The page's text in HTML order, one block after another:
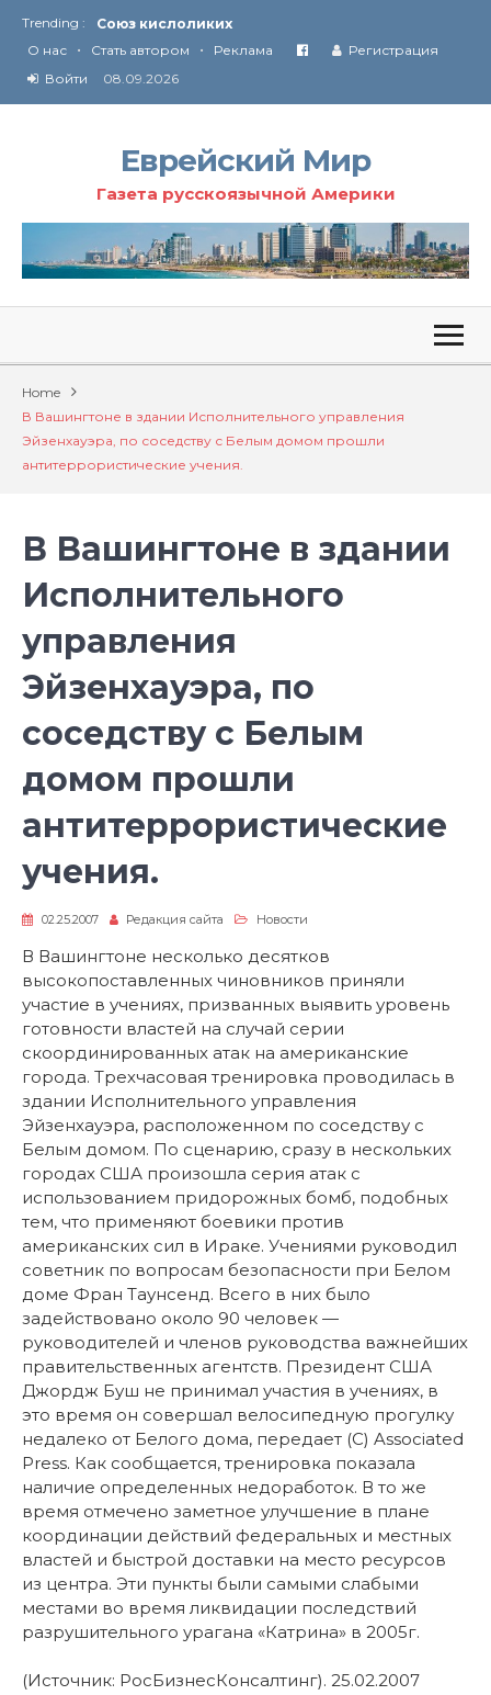
Trending :
Союз кислоликих
Соглашение США с Ираном
Технология Революции в Иране
О нас • Стать автором • Реклама
Регистрация
Войти
08.09.2026
Еврейский Мир
Газета русскоязычной Америки
Home
В Вашингтоне в здании Исполнительного управления
Эйзенхауэра, по соседству с Белым домом прошли
антитеррористические учения.
В Вашингтоне в здании
Исполнительного
управления
Эйзенхауэра, по
соседству с Белым
домом прошли
антитеррористические
учения.
02.25.2007 Редакция сайта Новости
В Вашингтоне несколько десятков
высокопоставленных чиновников приняли
участие в учениях, призванных выявить уровень
готовности властей на случай серии
скоординированных атак на американские
города. Трехчасовая тренировка проводилась в
здании Исполнительного управления
Эйзенхауэра, расположенном по соседству с
Белым домом. По сценарию, сразу в нескольких
городах США произошла серия атак с
использованием придорожных бомб, подобных
тем, что применяют боевики против
американских сил в Ираке. Учениями руководил
советник по вопросам безопасности при Белом
доме Фран Таунсенд. Всего в них было
задействовано около 90 человек —
руководителей и членов руководства важнейших
правительственных агентств. Президент США
Джордж Буш не принимал участия в учениях, в
это время он совершал велосипедную прогулку
недалеко от Белого дома, передает (С) Associated
Press. Как сообщается, тренировка показала
наличие определенных недоработок. В то же
время отмечено заметное улучшение в плане
координации действий федеральных и местных
властей и быстрой доставки на место ресурсов
из центра. Эти пункты были самыми слабыми
местами во время ликвидации последствий
разрушительного урагана «Катрина» в 2005г.
(Источник: РосБизнесКонсалтинг). 25.02.2007